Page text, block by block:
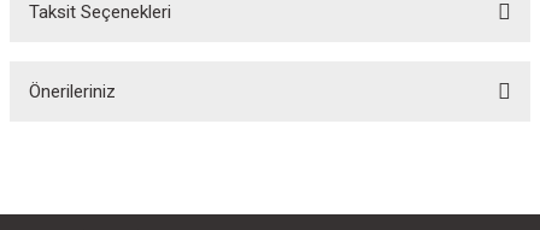
Bu ürüne ilk yorumu siz yapın!
Taksit Seçenekleri
Önerileriniz
Görüş ve önerileriniz için teşekkür ederiz.